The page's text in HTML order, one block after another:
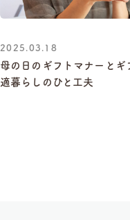
2025.03.18
母の日のギフトマナーとギ
適暮らしのひと工夫